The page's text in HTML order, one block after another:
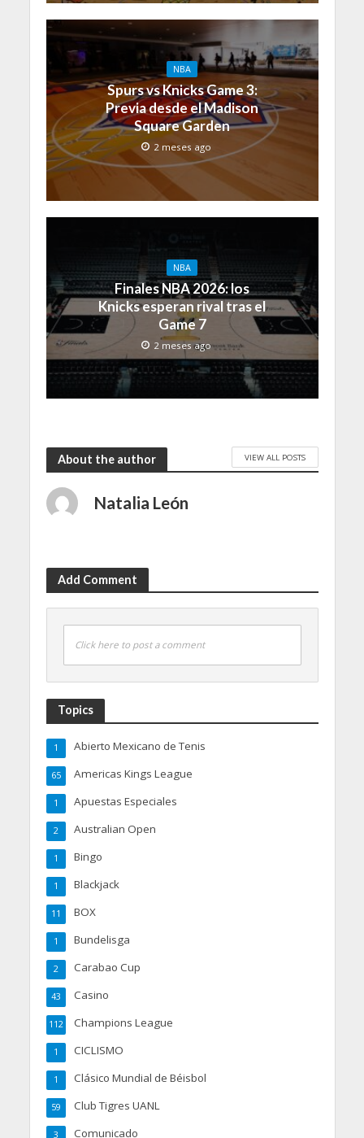
NBA
Spurs vs Knicks Game 3:
Previa desde el Madison
Square Garden
2 meses ago
NBA
Finales NBA 2026: los
Knicks esperan rival tras el
Game 7
2 meses ago
About the author VIEW ALL POSTS
Natalia León
Add Comment
Click here to post a comment
Topics
Abierto Mexicano de Tenis
1
Americas Kings League
65
Apuestas Especiales
1
Australian Open
2
Bingo
1
Blackjack
1
BOX
11
Bundelisga
1
Carabao Cup
2
Casino
43
Champions League
112
CICLISMO
1
Clásico Mundial de Béisbol
1
Club Tigres UANL
59
Comunicado
3